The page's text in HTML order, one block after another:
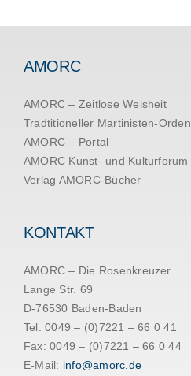
AMORC
AMORC – Zeitlose Weisheit
Tradtitioneller Martinisten-Orden
AMORC – Portal
AMORC Kunst- und Kulturforum
Verlag AMORC-Bücher
KONTAKT
AMORC – Die Rosenkreuzer
Lange Str. 69
D-76530 Baden-Baden
Tel: 0049 – (0)7221 – 66 0 41
Fax: 0049 – (0)7221 – 66 0 44
E-Mail: info@amorc.de